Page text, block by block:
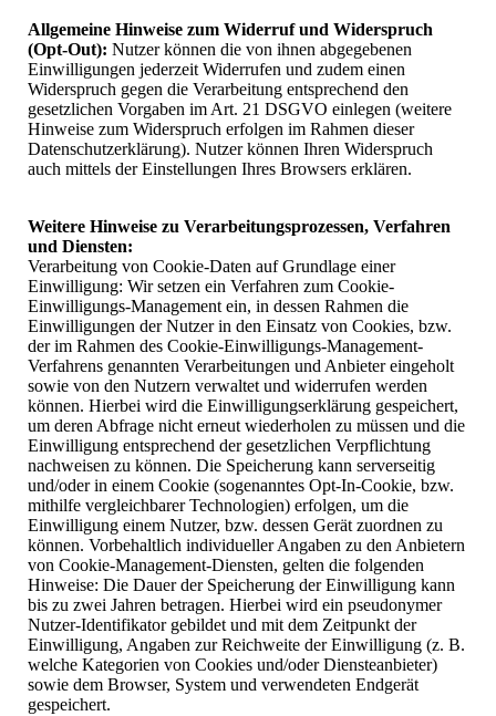
Allgemeine Hinweise zum Widerruf und Widerspruch
(Opt-Out): Nutzer können die von ihnen abgegebenen
Einwilligungen jederzeit Widerrufen und zudem einen
Widerspruch gegen die Verarbeitung entsprechend den
gesetzlichen Vorgaben im Art. 21 DSGVO einlegen (weitere
Hinweise zum Widerspruch erfolgen im Rahmen dieser
Datenschutzerklärung). Nutzer können Ihren Widerspruch
auch mittels der Einstellungen Ihres Browsers erklären.
Weitere Hinweise zu Verarbeitungsprozessen, Verfahren
und Diensten:
Verarbeitung von Cookie-Daten auf Grundlage einer
Einwilligung: Wir setzen ein Verfahren zum Cookie-
Einwilligungs-Management ein, in dessen Rahmen die
Einwilligungen der Nutzer in den Einsatz von Cookies, bzw.
der im Rahmen des Cookie-Einwilligungs-Management-
Verfahrens genannten Verarbeitungen und Anbieter eingeholt
sowie von den Nutzern verwaltet und widerrufen werden
können. Hierbei wird die Einwilligungserklärung gespeichert,
um deren Abfrage nicht erneut wiederholen zu müssen und die
Einwilligung entsprechend der gesetzlichen Verpflichtung
nachweisen zu können. Die Speicherung kann serverseitig
und/oder in einem Cookie (sogenanntes Opt-In-Cookie, bzw.
mithilfe vergleichbarer Technologien) erfolgen, um die
Einwilligung einem Nutzer, bzw. dessen Gerät zuordnen zu
können. Vorbehaltlich individueller Angaben zu den Anbietern
von Cookie-Management-Diensten, gelten die folgenden
Hinweise: Die Dauer der Speicherung der Einwilligung kann
bis zu zwei Jahren betragen. Hierbei wird ein pseudonymer
Nutzer-Identifikator gebildet und mit dem Zeitpunkt der
Einwilligung, Angaben zur Reichweite der Einwilligung (z. B.
welche Kategorien von Cookies und/oder Diensteanbieter)
sowie dem Browser, System und verwendeten Endgerät
gespeichert.